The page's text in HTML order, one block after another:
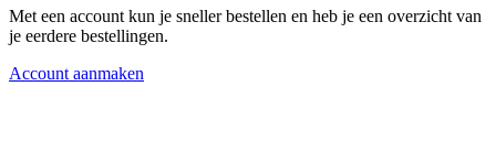
Met een account kun je sneller bestellen en heb je een overzicht van
je eerdere bestellingen.
Account aanmaken